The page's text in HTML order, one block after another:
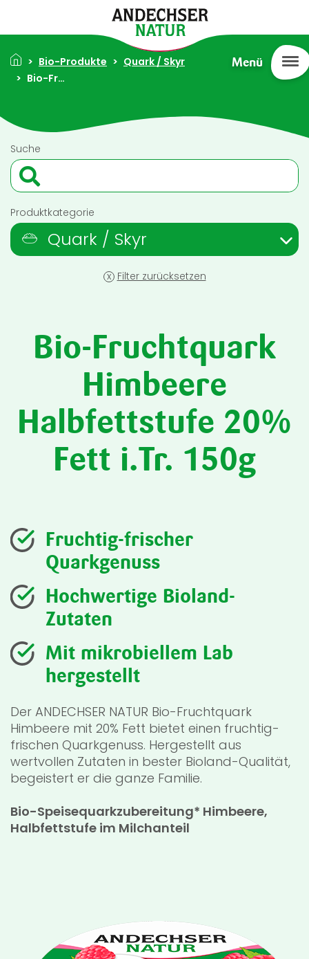
Menü
Pfadnavigation
Bio-Produkte
Quark / Skyr
Bio-Fruchtquark Himbeere Halbfettstufe 20% Fett i.Tr. 150g
Suche
Produktkategorie
Quark / Skyr
x Filter zurücksetzen
Bio-Fruchtquark
Himbeere
Halbfettstufe 20%
Fett i.Tr. 150g
Fruchtig-frischer
Quarkgenuss
Hochwertige Bioland-
Zutaten
Mit mikrobiellem Lab
hergestellt
Der ANDECHSER NATUR Bio-Fruchtquark
Himbeere mit 20% Fett bietet einen fruchtig-
frischen Quarkgenuss. Hergestellt aus
wertvollen Zutaten in bester Bioland-Qualität,
begeistert er die ganze Familie.
Bio-Speisequarkzubereitung* Himbeere,
Halbfettstufe im Milchanteil